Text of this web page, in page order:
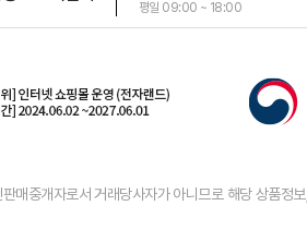
평일 09:00 ~ 18:00
매중개자로서 거래당사자가 아니므로 해당 상품정